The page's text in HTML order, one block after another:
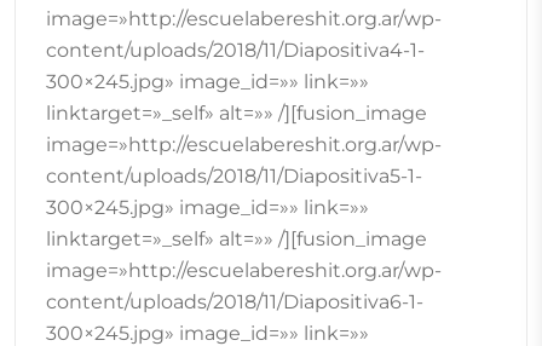
image=»http://escuelabereshit.org.ar/wp-
content/uploads/2018/11/Diapositiva4-1-
300×245.jpg» image_id=»» link=»»
linktarget=»_self» alt=»» /][fusion_image
image=»http://escuelabereshit.org.ar/wp-
content/uploads/2018/11/Diapositiva5-1-
300×245.jpg» image_id=»» link=»»
linktarget=»_self» alt=»» /][fusion_image
image=»http://escuelabereshit.org.ar/wp-
content/uploads/2018/11/Diapositiva6-1-
300×245.jpg» image_id=»» link=»»